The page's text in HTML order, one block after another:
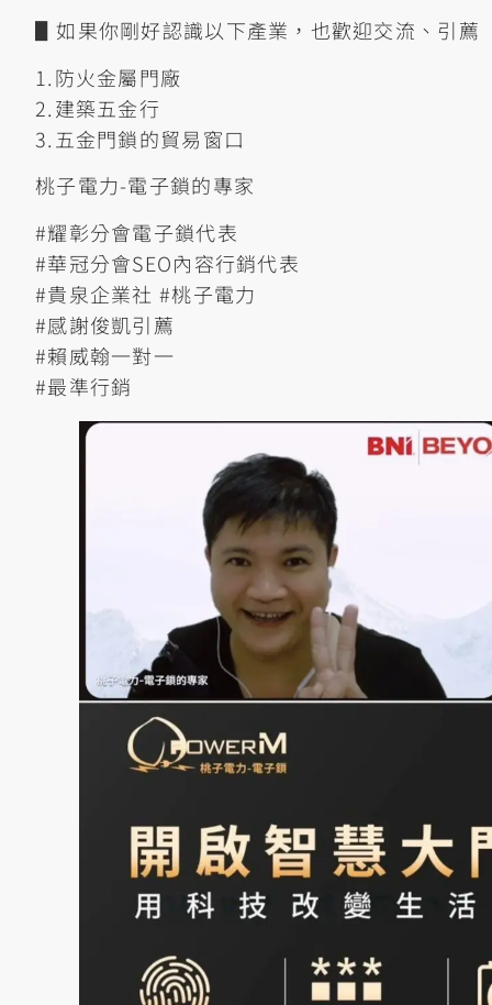
▋如果你剛好認識以下產業，也歡迎交流、引薦
1.防火金屬門廠
2.建築五金行
3.五金門鎖的貿易窗口
桃子電力-電子鎖的專家
#耀彰分會電子鎖代表
#華冠分會SEO內容行銷代表
#貴泉企業社 #桃子電力
#感謝俊凱引薦
#賴威翰一對一
#最準行銷